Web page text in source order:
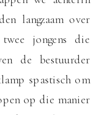
langzaam over
jongens die
de bestuurder
spastisch om
op die manier